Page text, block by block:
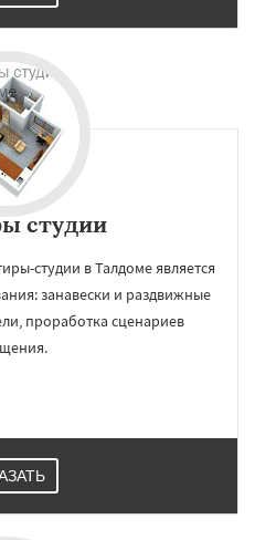
студии
студии в Талдоме является
занавески и раздвижные
проработка сценариев